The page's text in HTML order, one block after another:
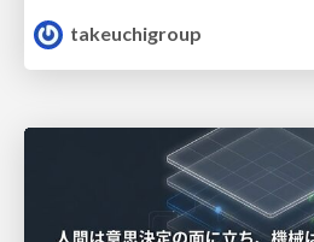
takeuchigroup